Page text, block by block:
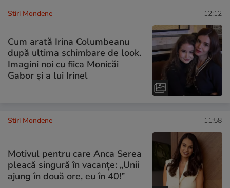
Stiri Mondene 12:12
Cum arată Irina Columbeanu
după ultima schimbare de look.
Imagini noi cu fiica Monicăi
Gabor și a lui Irinel
Stiri Mondene 11:58
Motivul pentru care Anca Serea
pleacă singură în vacanțe: „Unii
ajung în două ore, eu în 40!”